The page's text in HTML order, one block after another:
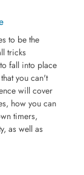
to be the
tricks
fall into place
you can't
will cover
how you can
timers,
as well as